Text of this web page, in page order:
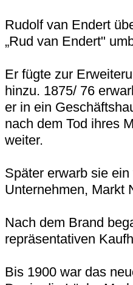
Rudolf van Endert
„Rud van Endert"
Er fügte zur
hinzu. 1875/ 76
er in ein
nach dem Tod ihres
weiter.
Später erwarb sie
Unternehmen, Markt
Nach dem Brand
repräsentativen
Bis 1900 war das